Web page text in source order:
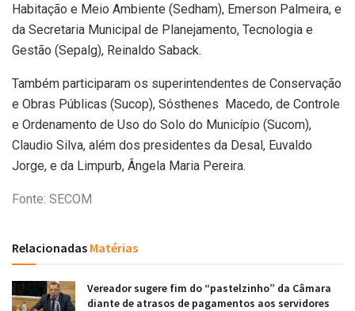
Habitação e Meio Ambiente (Sedham), Emerson Palmeira, e
da Secretaria Municipal de Planejamento, Tecnologia e
Gestão (Sepalg), Reinaldo Saback.
Também participaram os superintendentes de Conservação
e Obras Públicas (Sucop), Sósthenes Macedo, de Controle
e Ordenamento de Uso do Solo do Município (Sucom),
Claudio Silva, além dos presidentes da Desal, Euvaldo
Jorge, e da Limpurb, Ângela Maria Pereira.
Fonte: SECOM
Relacionadas Matérias
Vereador sugere fim do “pastelzinho” da Câmara
diante de atrasos de pagamentos aos servidores